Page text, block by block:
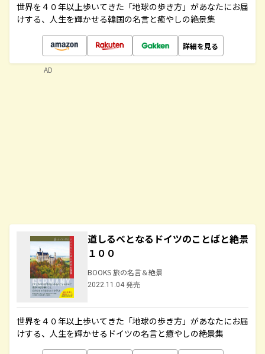
世界を４０年以上歩いてきた「地球の歩き方」があなたにお届
けする、人生を輝かせる韓国の名言と癒やしの絶景集
詳細を見る
道しるべとなるドイツのことばと絶景
１００
BOOKS 旅の名言＆絶景
2022.11.04 発売
世界を４０年以上歩いてきた「地球の歩き方」があなたにお届
けする、人生を輝かせるドイツの名言と癒やしの絶景集
AD